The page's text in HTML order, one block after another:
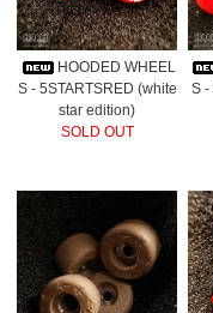
HOODED WHEEL
S - 5STARTSRED (white
star edition)
SOLD OUT
S -